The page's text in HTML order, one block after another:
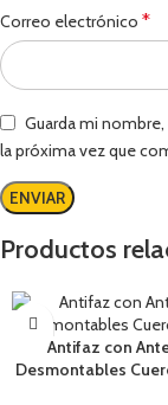
Correo electrónico *
Guarda mi
la próxima vez que
Productos
Antifaz con
Desmontables